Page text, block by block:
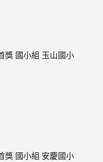
獎 國小組 玉山國小
獎 國小組 安慶國小